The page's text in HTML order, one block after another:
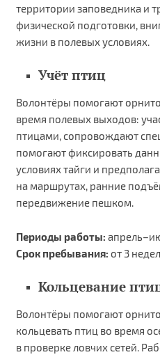
территории заповедника и
физической подготовки,
жизни в полевых условиях.
Учёт птиц
Волонтёры помогают
время полевых выходов:
птицами, сопровождают
помогают фиксировать
условиях тайги и
на маршрутах, ранние
передвижение пешком.
Периоды работы:
Срок пребывания: от 3
Кольцевание
Волонтёры помогают
кольцевать птиц во время
в проверке ловчих сетей.